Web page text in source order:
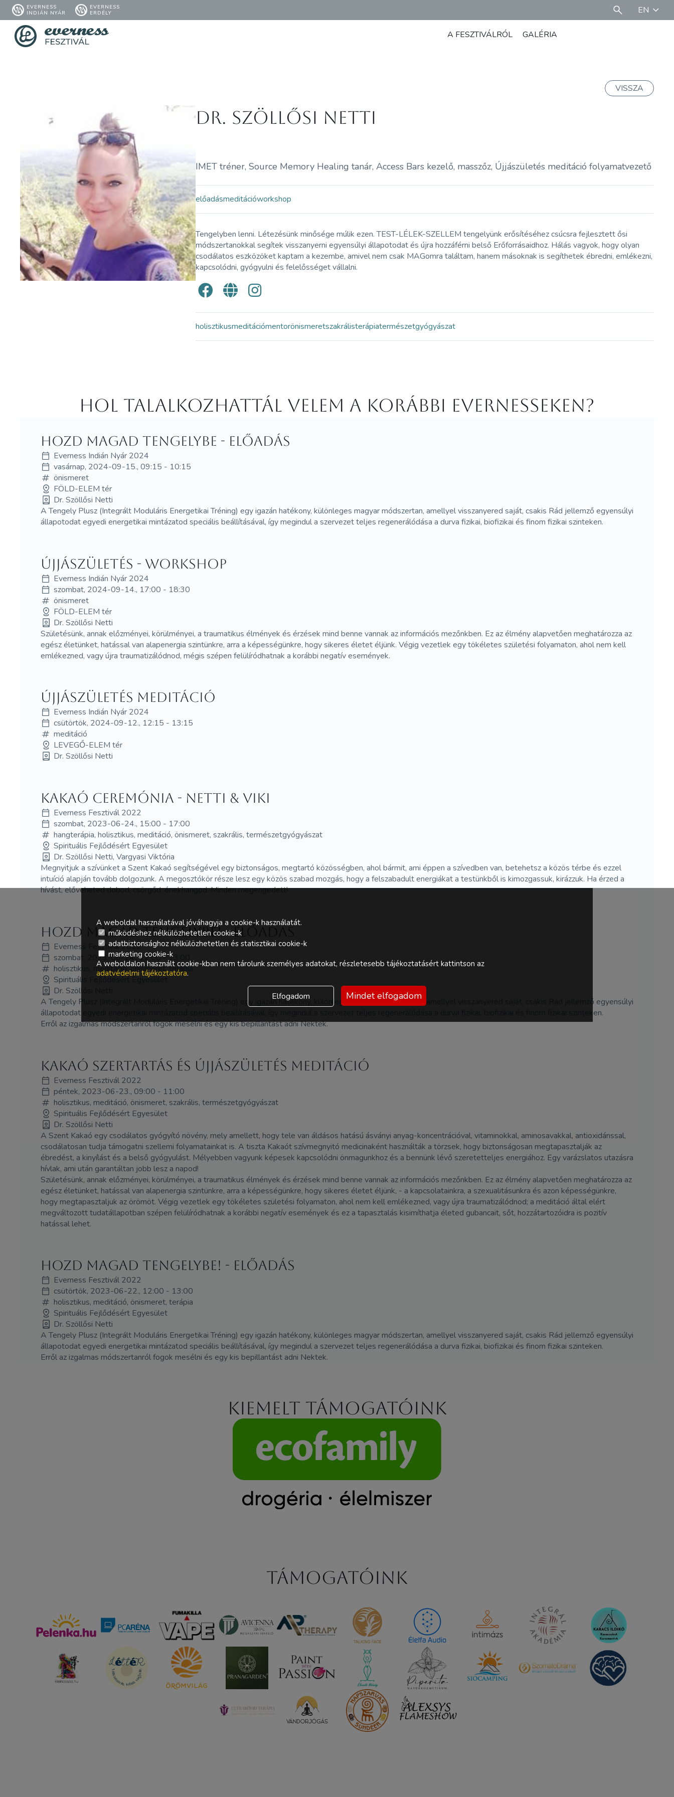
EVERNESS
INDIÁN NYÁR
EVERNESS
ERDÉLY
EN
A FESZTIVÁLRÓL GALÉRIA
VISSZA
Dr. Szöllősi Netti
IMET tréner, Source Memory Healing tanár, Access Bars kezelő, masszőz, Újjászületés meditáció folyamatvezető
előadásmeditációworkshop
Tengelyben lenni. Létezésünk minősége múlik ezen. TEST-LÉLEK-SZELLEM tengelyünk erősítéséhez csúcsra fejlesztett ősi
módszertanokkal segítek visszanyerni egyensúlyi állapotodat és újra hozzáférni belső Erőforrásaidhoz. Hálás vagyok, hogy olyan
csodálatos eszközöket kaptam a kezembe, amivel nem csak MAGomra találtam, hanem másoknak is segíthetek ébredni, emlékezni,
kapcsolódni, gyógyulni és felelősséget vállalni.
holisztikusmeditációmentorönismeretszakrálisterápiatermészetgyógyászat
Hol Talalkozhattál velem a korábbi Evernesseken?
Hozd Magad tengelybe - ELŐADÁS
Everness Indián Nyár 2024
vasárnap, 2024-09-15., 09:15 - 10:15
önismeret
FÖLD-ELEM tér
Dr. Szöllősi Netti
A Tengely Plusz (Integrált Moduláris Energetikai Tréning) egy igazán hatékony, különleges magyar módszertan, amellyel visszanyered saját, csakis Rád jellemző egyensúlyi
állapotodat egyedi energetikai mintázatod speciális beállításával, így megindul a szervezet teljes regenerálódása a durva fizikai, biofizikai és finom fizikai szinteken.
Újjászületés - WORKSHOP
Everness Indián Nyár 2024
szombat, 2024-09-14., 17:00 - 18:30
önismeret
FÖLD-ELEM tér
Dr. Szöllősi Netti
Születésünk, annak előzményei, körülményei, a traumatikus élmények és érzések mind benne vannak az információs mezőnkben. Ez az élmény alapvetően meghatározza az
egész életünket, hatással van alapenergia szintünkre, arra a képességünkre, hogy sikeres életet éljünk. Végig vezetlek egy tökéletes születési folyamaton, ahol nem kell
emlékezned, vagy újra traumatizálódnod, mégis szépen felülíródhatnak a korábbi negatív események.
Újjászületés meditáció
Everness Indián Nyár 2024
csütörtök, 2024-09-12., 12:15 - 13:15
meditáció
LEVEGŐ-ELEM tér
Dr. Szöllősi Netti
Kakaó Ceremónia - Netti & Viki
Everness Fesztivál 2022
szombat, 2023-06-24., 15:00 - 17:00
hangterápia, holisztikus, meditáció, önismeret, szakrális, természetgyógyászat
Spirituális Fejlődésért Egyesület
Dr. Szöllősi Netti, Vargyasi Viktória
Megnyitjuk a szívünket a Szent Kakaó segítségével egy biztonságos, megtartó közösségben, ahol bármit, ami éppen a szívedben van, betehetsz a közös térbe és ezzel
intuíció alapján tovább dolgozunk. A megosztókör része lesz egy közös szabad mozgás, hogy a felszabadult energiákat a testünkből is kimozgassuk, kirázzuk. Ha érzed a
hívást, előveheted dobod, csörgőd, énekhangod. Minden megengedett!
Hozd MAGad Tengelybe! - előadás
Everness Fesztivál 2022
szombat, 2023-06-24., 12:00 - 13:00
holisztikus, meditáció, önismeret, terápia
Spirituális Fejlődésért Egyesület
Dr. Szöllősi Netti
A Tengely Plusz (Integrált Moduláris Energetikai Tréning) egy igazán hatékony, különleges magyar módszertan, amellyel visszanyered saját, csakis Rád jellemző egyensúlyi
állapotodat egyedi energetikai mintázatod speciális beállításával, így megindul a szervezet teljes regenerálódása a durva fizikai, biofizikai és finom fizikai szinteken.
Erről az izgalmas módszertanról fogok mesélni és egy kis bepillantást adni Nektek.
Kakaó Szertartás és újjászületés meditáció
Everness Fesztivál 2022
péntek, 2023-06-23., 09:00 - 11:00
holisztikus, meditáció, önismeret, szakrális, természetgyógyászat
Spirituális Fejlődésért Egyesület
Dr. Szöllősi Netti
A Szent Kakaó egy csodálatos gyógyító növény, mely amellett, hogy tele van áldásos hatású ásványi anyag-koncentrációval, vitaminokkal, aminosavakkal, antioxidánssal,
csodálatosan tudja támogatni szellemi folyamatainkat is. A tiszta Kakaót szívmegnyitó medicinaként használták a törzsek, hogy biztonságosan megtapasztalják az
ébredést, a kinyílást és a belső gyógyulást. Mélyebben vagyunk képesek kapcsolódni önmagunkhoz és a bennünk lévő szeretetteljes energiához. Egy varázslatos utazásra
hívlak, ami után garantáltan jobb lesz a napod!
Születésünk, annak előzményei, körülményei, a traumatikus élmények és érzések mind benne vannak az információs mezőnkben. Ez az élmény alapvetően meghatározza az
egész életünket, hatással van alapenergia szintünkre, arra a képességünkre, hogy sikeres életet éljünk, - a kapcsolatainkra, a szexualitásunkra és azon képességünkre,
hogy megtapasztaljuk az örömöt. Végig vezetlek egy tökéletes születési folyamaton, ahol nem kell emlékezned, vagy újra traumatizálódnod; a meditáció által elért
megváltozott tudatállapotban szépen felülíródhatnak a korábbi negatív események és ez a tapasztalás kisimíthatja életed gubancait, sőt, hozzátartozóidra is pozitív
hatással lehet.
Hozd MAGad Tengelybe! - előadás
Everness Fesztivál 2022
csütörtök, 2023-06-22., 12:00 - 13:00
holisztikus, meditáció, önismeret, terápia
Spirituális Fejlődésért Egyesület
Dr. Szöllősi Netti
A Tengely Plusz (Integrált Moduláris Energetikai Tréning) egy igazán hatékony, különleges magyar módszertan, amellyel visszanyered saját, csakis Rád jellemző egyensúlyi
állapotodat egyedi energetikai mintázatod speciális beállításával, így megindul a szervezet teljes regenerálódása a durva fizikai, biofizikai és finom fizikai szinteken.
Erről az izgalmas módszertanról fogok mesélni és egy kis bepillantást adni Nektek.
Kiemelt támogatóink
Támogatóink
A weboldal használatával jóváhagyja a cookie-k használatát.
működéshez nélkülözhetetlen cookie-k
adatbiztonsághoz nélkülözhetetlen és statisztikai cookie-k
marketing cookie-k
A weboldalon használt cookie-kban nem tárolunk személyes adatokat, részletesebb tájékoztatásért kattintson az
adatvédelmi tájékoztatóra.
Elfogadom Mindet elfogadom